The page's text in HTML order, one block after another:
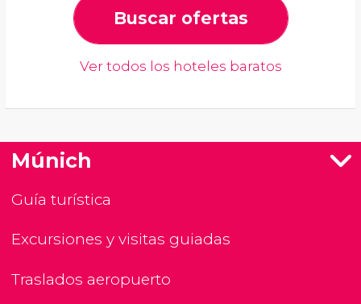
Buscar ofertas
Ver todos los hoteles baratos
Múnich
Guía turística
Excursiones y visitas guiadas
Traslados aeropuerto